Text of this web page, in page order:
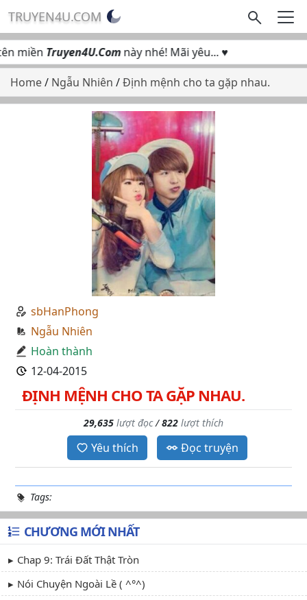
TRUYEN4U.COM
miềnTruyen4U.Comnày nhé! Mãi yêu... ♥
Home/ Ngẫu Nhiên /Định mệnh cho ta gặp nhau.
sbHanPhong
Ngẫu Nhiên
Hoàn thành
12-04-2015
ĐỊNH MỆNH CHO TA GẶP NHAU.
29,635 lượt đọc/822 lượt thích
Yêu thích Đọc truyện
Tags:
CHƯƠNG MỚI NHẤT
Chap 9: Trái Đất Thật Tròn
Nói Chuyện Ngoài Lề ( ^°^)